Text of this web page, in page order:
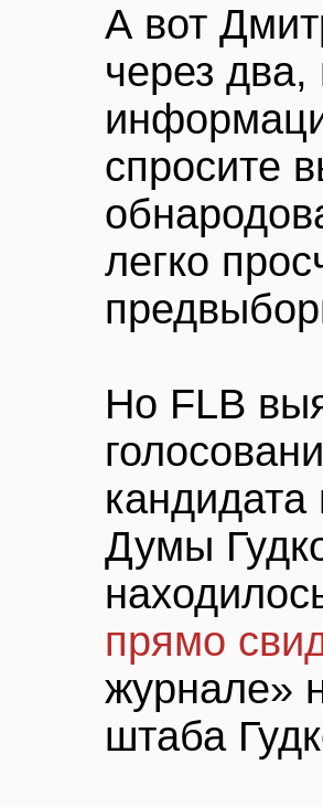
А вот
через два,
спросите
легко
Но FLB
кандидата
Думы
прямо
журнале»
штаба